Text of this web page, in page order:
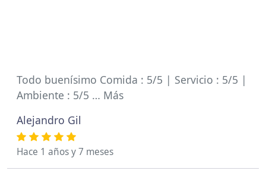
Todo buenísimo Comida : 5/5 | Servicio : 5/5 |
Ambiente : 5/5 … Más
Alejandro Gil
Hace 1 años y 7 meses